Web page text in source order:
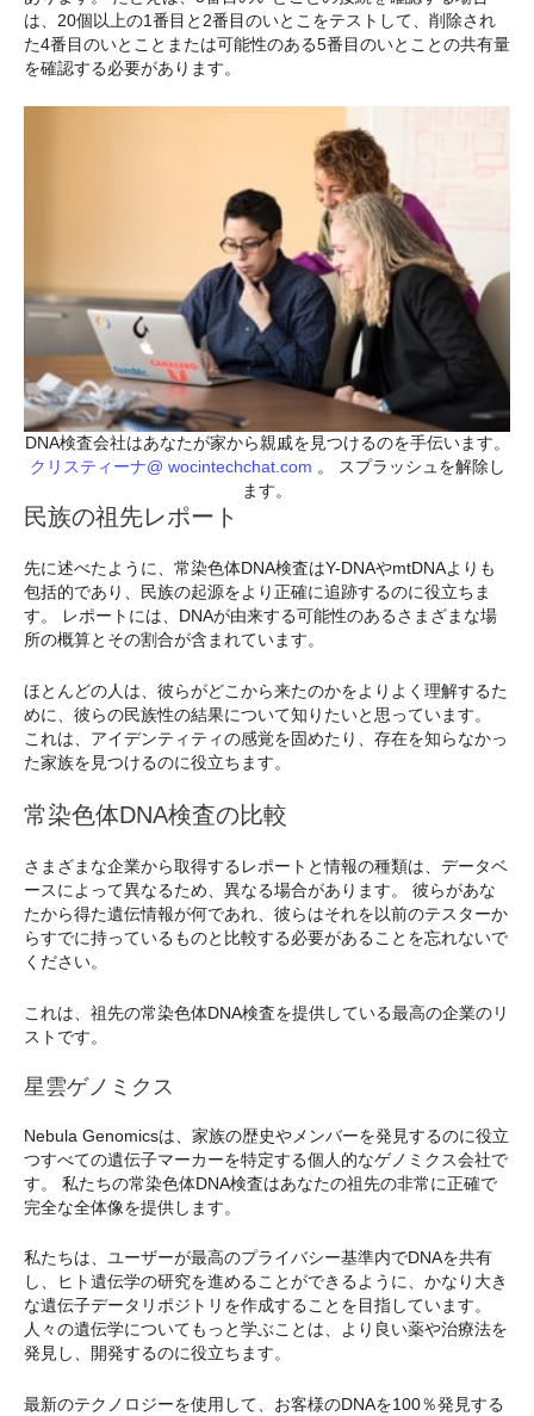
は、20個以上の1番目と2番目のいとこをテストして、削除され
た4番目のいとことまたは可能性のある5番目のいとことの共有量
を確認する必要があります。
DNA検査会社はあなたが家から親戚を見つけるのを手伝います。
クリスティーナ@ wocintechchat.com 。 スプラッシュを解除し
ます。
民族の祖先レポート
先に述べたように、常染色体DNA検査はY-DNAやmtDNAよりも
包括的であり、民族の起源をより正確に追跡するのに役立ちま
す。 レポートには、DNAが由来する可能性のあるさまざまな場
所の概算とその割合が含まれています。
ほとんどの人は、彼らがどこから来たのかをよりよく理解するた
めに、彼らの民族性の結果について知りたいと思っています。
これは、アイデンティティの感覚を固めたり、存在を知らなかっ
た家族を見つけるのに役立ちます。
常染色体DNA検査の比較
さまざまな企業から取得するレポートと情報の種類は、データベ
ースによって異なるため、異なる場合があります。 彼らがあな
たから得た遺伝情報が何であれ、彼らはそれを以前のテスターか
らすでに持っているものと比較する必要があることを忘れないで
ください。
これは、祖先の常染色体DNA検査を提供している最高の企業のリ
ストです。
星雲ゲノミクス
Nebula Genomicsは、家族の歴史やメンバーを発見するのに役立
つすべての遺伝子マーカーを特定する個人的なゲノミクス会社で
す。 私たちの常染色体DNA検査はあなたの祖先の非常に正確で
完全な全体像を提供します。
私たちは、ユーザーが最高のプライバシー基準内でDNAを共有
し、ヒト遺伝学の研究を進めることができるように、かなり大き
な遺伝子データリポジトリを作成することを目指しています。
人々の遺伝学についてもっと学ぶことは、より良い薬や治療法を
発見し、開発するのに役立ちます。
最新のテクノロジーを使用して、お客様のDNAを100％発見する